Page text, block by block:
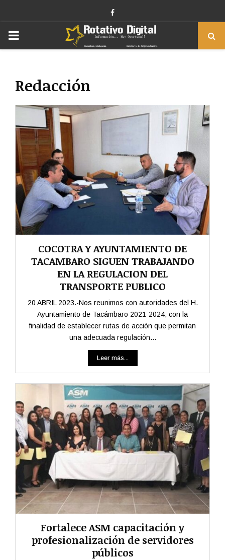
Facebook
PRIMARY
Redacción
COCOTRA Y AYUNTAMIENTO DE
TACAMBARO SIGUEN TRABAJANDO
EN LA REGULACION DEL
TRANSPORTE PUBLICO
20 ABRIL 2023.-Nos reunimos con autoridades del H.
Ayuntamiento de Tacámbaro 2021-2024, con la
finalidad de establecer rutas de acción que permitan
una adecuada regulación...
Leer más...
Fortalece ASM capacitación y
profesionalización de servidores
públicos